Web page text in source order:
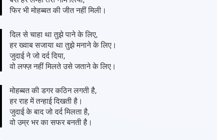
फिर भी मोहब्बत की जीत नहीं मिली।
दिल से चाहा था तुझे पाने के लिए,
हर ख्वाब सजाया था तुझे मनाने के लिए।
जुदाई ने जो दर्द दिया,
वो लफ्ज़ नहीं मिलते उसे जताने के लिए।
मोहब्बत की डगर कठिन लगती है,
हर राह में तन्हाई दिखती है।
जुदाई के बाद जो दर्द मिलता है,
वो उम्र भर का सफर बनती है।